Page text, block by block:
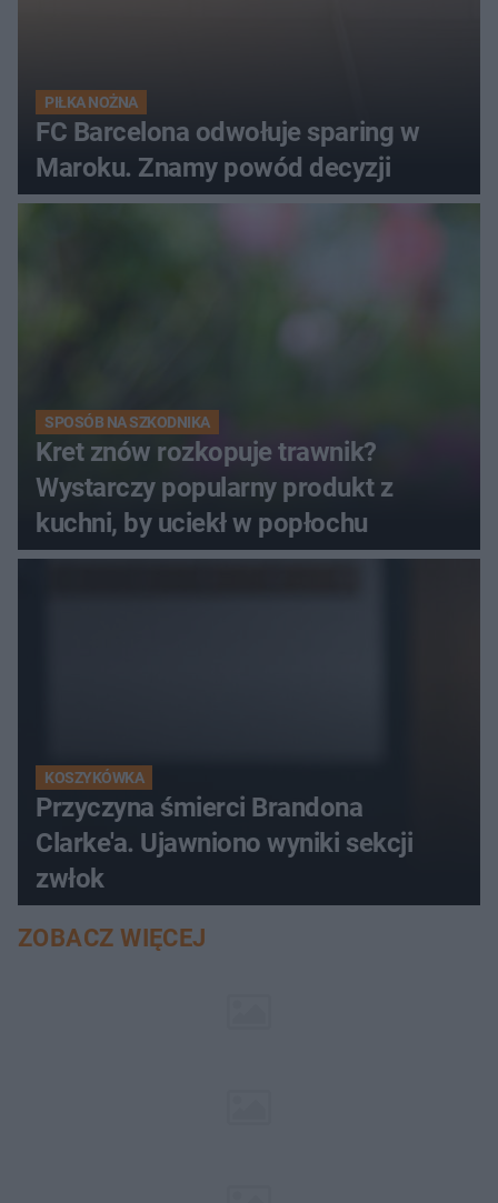
PIŁKA NOŻNA
FC Barcelona odwołuje sparing w
Maroku. Znamy powód decyzji
SPOSÓB NA SZKODNIKA
Kret znów rozkopuje trawnik?
Wystarczy popularny produkt z
kuchni, by uciekł w popłochu
KOSZYKÓWKA
Przyczyna śmierci Brandona
Clarke'a. Ujawniono wyniki sekcji
zwłok
ZOBACZ WIĘCEJ